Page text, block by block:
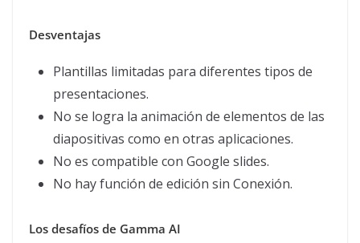
Desventajas
Plantillas limitadas para diferentes tipos de
presentaciones.
No se logra la animación de elementos de las
diapositivas como en otras aplicaciones.
No es compatible con Google slides.
No hay función de edición sin Conexión.
Los desafíos de Gamma AI